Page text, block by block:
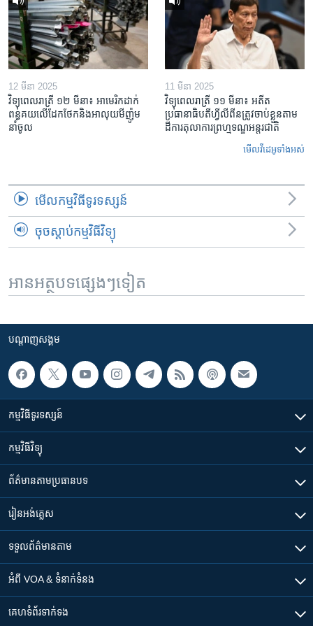
12 មីនា 2025
វិទ្យុពេលរាត្រី ១២ មីនា៖ អាមេរិក​ដាក់​
ពន្ធគយ​លើ​ដែកថែក​និង​អាលុយ​មីញ៉ូម​
នាំចូល
11 មីនា 2025
វិទ្យុពេលរាត្រី ១១ មីនា៖ អតីត​
ប្រធានាធិបតីហ្វីលីពីន​ត្រូវ​ចាប់ខ្លួនតាម
ដីការ​តុលាការ​ព្រហ្មទណ្ឌ​អន្តរជាតិ
មើល​វីដេអូ​ទាំង​អស់
មើល​កម្មវិធី​ទូរទស្សន៍
ចុចស្តាប់កម្មវិធីវិទ្យុ
អានអត្ថបទផ្សេងៗទៀត
បណ្តាញ​សង្គម
កម្មវិធី​ទូរទស្សន៍
កម្មវិធី​វិទ្យុ
ព័ត៌មាន​តាមប្រធានបទ​
រៀន​​អង់គ្លេស
ទទួល​ព័ត៌មាន​តាម
អំពី​ VOA & ទំនាក់ទំនង
គេហទំព័រ​​ទាក់ទង